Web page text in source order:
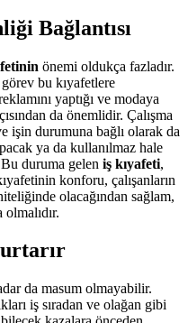
Bağlantısı
önemi oldukça fazladır.
bu kıyafetlere
yaptığı ve modaya
da önemlidir. Çalışma
işin durumuna bağlı olarak da
ya da kullanılmaz hale
Bu duruma gelen iş kıyafeti,
konforu, çalışanların
olacağından sağlam,
da masum olmayabilir.
iş sıradan ve olağan gibi